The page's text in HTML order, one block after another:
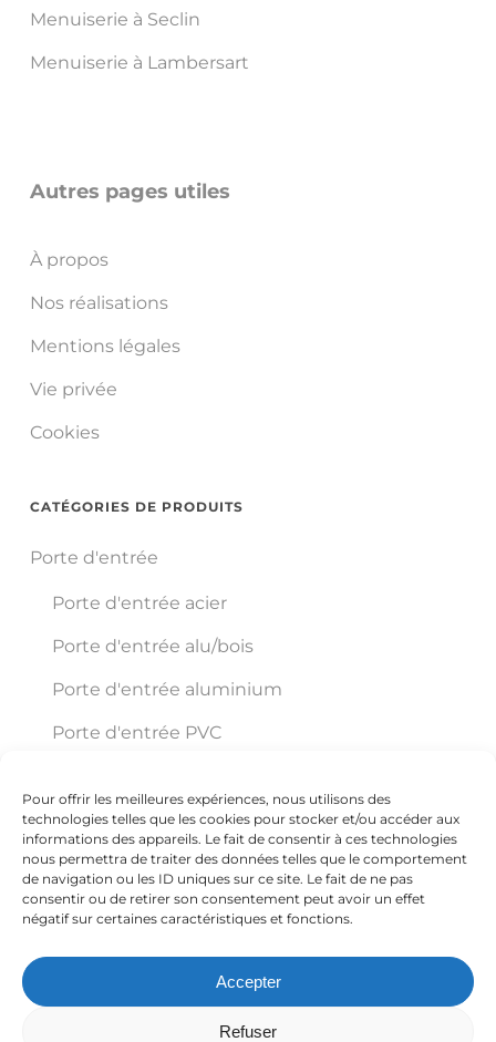
Pour offrir les meilleures expériences, nous utilisons des
technologies telles que les cookies pour stocker et/ou accéder aux
informations des appareils. Le fait de consentir à ces technologies
nous permettra de traiter des données telles que le comportement
de navigation ou les ID uniques sur ce site. Le fait de ne pas
consentir ou de retirer son consentement peut avoir un effet
négatif sur certaines caractéristiques et fonctions.
Accepter
Refuser
Menuiserie à Seclin
Menuiserie à Lambersart
Autres pages utiles
À propos
Nos réalisations
Mentions légales
Vie privée
Cookies
CATÉGORIES DE PRODUITS
Porte d'entrée
Porte d'entrée acier
Porte d'entrée alu/bois
Porte d'entrée aluminium
Porte d'entrée PVC
Éco Pro Habitat
150 VC ZI Trajean Chemin Delmer ZI TRAJAN
59570 Bavay
+33 3 27 67 54 59